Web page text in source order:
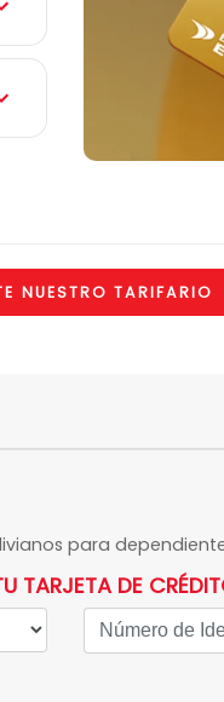
NUESTRO TARIFARIO
para
TARJETA DE